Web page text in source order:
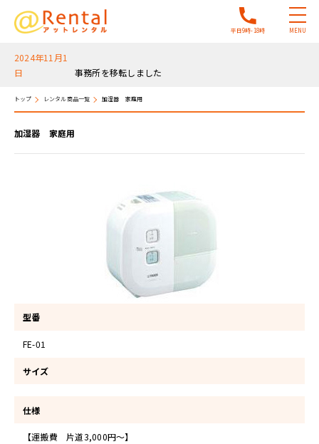
平日9時-18時 MENU
日
2025年12月28日～2026年1月5日は年末年始休暇
2024年11月1
日
事務所を移転しました
トップ レンタル商品一覧 加湿器 家庭用
加湿器 家庭用
型番
FE-01
サイズ
仕様
【運搬費 片道3,000円～】